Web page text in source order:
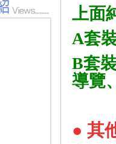
上面
A套
B套
導覽
● 其